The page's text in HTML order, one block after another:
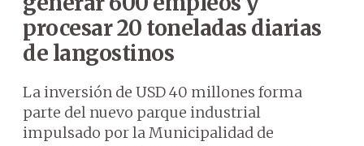
procesar 20 toneladas diarias
de langostinos
La inversión de USD 40 millones forma
parte del nuevo parque industrial
impulsado por la Municipalidad de